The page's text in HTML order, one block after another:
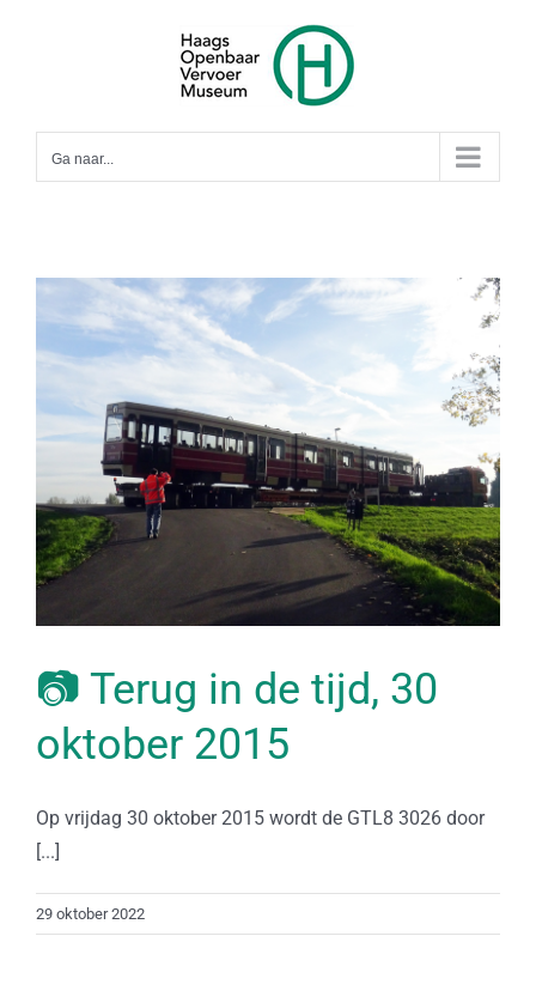
Ga naar...
📷 Terug in de tijd, 30
oktober 2015
Op vrijdag 30 oktober 2015 wordt de GTL8 3026 door
[...]
29 oktober 2022